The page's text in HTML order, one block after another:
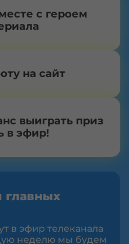
с героем
на сайт
выиграть приз
в эфир!
главных
в эфир телеканала
неделю мы будем